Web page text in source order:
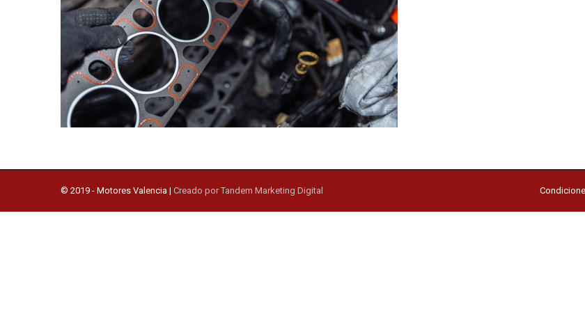
© 2019 - Motores Valencia | Creado por Tandem Marketing Digital